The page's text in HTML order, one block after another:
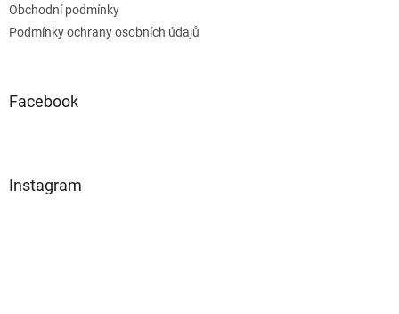
Obchodní podmínky
Podmínky ochrany osobních údajů
Facebook
Instagram